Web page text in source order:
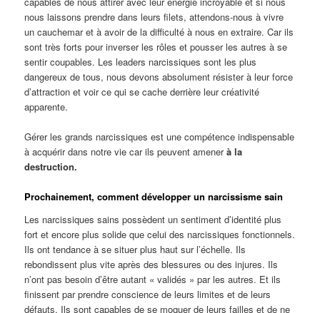
nous laissons prendre dans leurs filets, attendons-nous à vivre
un cauchemar et à avoir de la difficulté à nous en extraire. Car ils
sont très forts pour inverser les rôles et pousser les autres à se
sentir coupables. Les leaders narcissiques sont les plus
dangereux de tous, nous devons absolument résister à leur force
d’attraction et voir ce qui se cache derrière leur créativité
apparente.
Gérer les grands narcissiques est une compétence indispensable
à acquérir dans notre vie car ils peuvent amenerà la
destruction.
Prochainement, comment développer un narcissisme sain
Les narcissiques sains possèdent un sentiment d’identité plus
fort et encore plus solide que celui des narcissiques fonctionnels.
Ils ont tendance à se situer plus haut sur l’échelle. Ils
rebondissent plus vite après des blessures ou des injures. Ils
n’ont pas besoin d’être autant « validés » par les autres. Et ils
finissent par prendre conscience de leurs limites et de leurs
défauts. Ils sont capables de se moquer de leurs failles et de ne